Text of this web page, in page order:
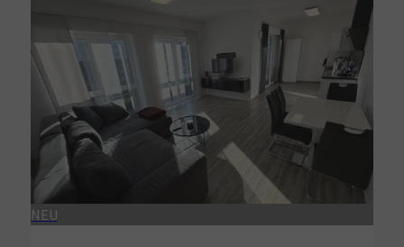
NEU